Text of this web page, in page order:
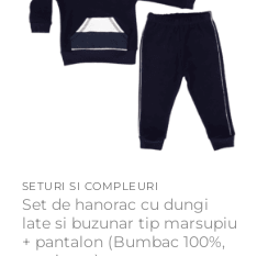
SETURI SI COMPLEURI
Set de hanorac cu dungi
late si buzunar tip marsupiu
+ pantalon (Bumbac 100%,